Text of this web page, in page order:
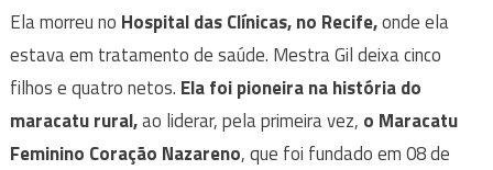
Ela morreu no Hospital das Clínicas, no Recife,onde ela
estava em tratamento de saúde. Mestra Gil deixa cinco
filhos e quatro netos. Ela foi pioneira na história do
maracatu rural,ao liderar, pela primeira vez, o Maracatu
Feminino Coração Nazareno, que foi fundado em 08 de